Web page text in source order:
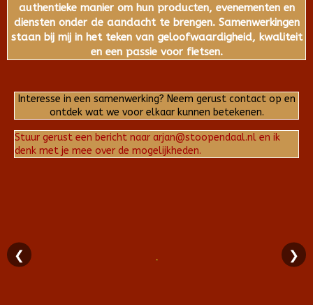
authentieke manier om hun producten, evenementen en
diensten onder de aandacht te brengen. Samenwerkingen
staan bij mij in het teken van geloofwaardigheid, kwaliteit
en een passie voor fietsen.
Interesse in een samenwerking? Neem gerust contact op en
ontdek wat we voor elkaar kunnen betekenen.
Stuur gerust een bericht naar arjan@stoopendaal.nl en ik
denk met je mee over de mogelijkheden.
❮ ❯